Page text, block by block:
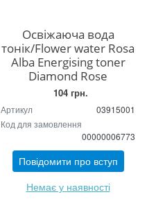
Освіжаюча вода
тонік/Flower water Rosa
Alba Energising toner
Diamond Rose
104 грн.
Артикул
03915001
Код для замовлення
00000006773
Повідомити про вступ
Немає у наявності